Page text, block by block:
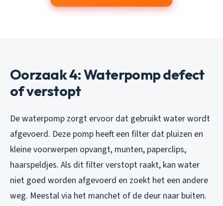
Oorzaak 4: Waterpomp defect
of verstopt
De waterpomp zorgt ervoor dat gebruikt water wordt
afgevoerd. Deze pomp heeft een filter dat pluizen en
kleine voorwerpen opvangt, munten, paperclips,
haarspeldjes. Als dit filter verstopt raakt, kan water
niet goed worden afgevoerd en zoekt het een andere
weg. Meestal via het manchet of de deur naar buiten.